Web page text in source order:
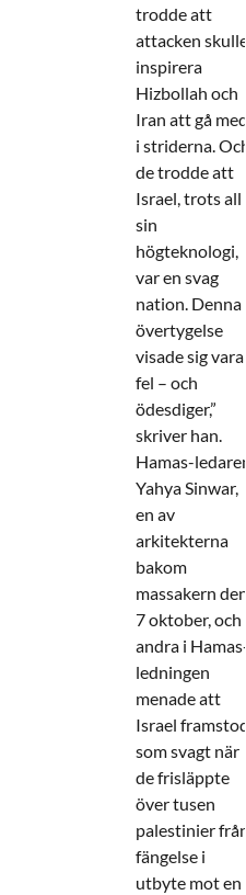
trodde att
attacken skulle
inspirera
Hizbollah och
Iran att gå med
i striderna. Och
de trodde att
Israel, trots all
sin
högteknologi,
var en svag
nation. Denna
övertygelse
visade sig vara
fel – och
ödesdiger,”
skriver han.
Hamas-ledaren
Yahya Sinwar,
en av
arkitekterna
bakom
massakern den
7 oktober, och
andra i Hamas-
ledningen
menade att
Israel framstod
som svagt när
de frisläppte
över tusen
palestinier från
fängelse i
utbyte mot en